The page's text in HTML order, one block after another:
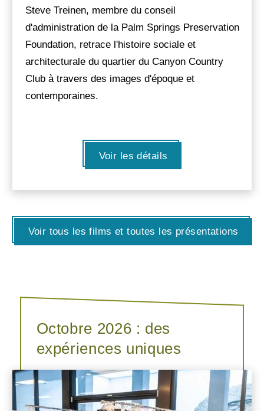
Steve Treinen, membre du conseil
d'administration de la Palm Springs Preservation
Foundation, retrace l'histoire sociale et
architecturale du quartier du Canyon Country
Club à travers des images d'époque et
contemporaines.
Voir les détails
Voir tous les films et toutes les présentations
Octobre 2026 : des
expériences uniques